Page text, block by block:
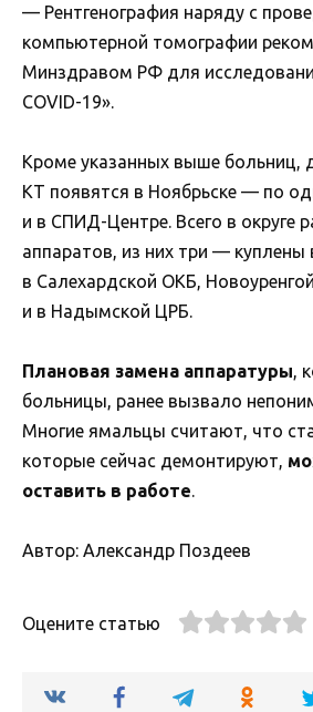
— Рентгенография наряду с
компьютерной томографии
Минздравом РФ для
COVID-19».
Кроме указанных выше больниц,
КТ появятся в Ноябрьске — по
и в СПИД-Центре. Всего в округе
аппаратов, из них три — куплены
в Салехардской ОКБ,
и в Надымской ЦРБ.
Плановая замена аппаратуры,
больницы, ранее вызвало
Многие ямальцы считают, что
которые сейчас демонтируют,
оставить в работе.
Автор: Александр Поздеев
Оцените статью